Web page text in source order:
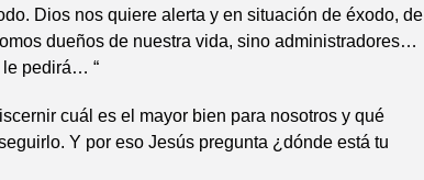
Dios nos quiere alerta y en situación de éxodo, de
dueños de nuestra vida, sino administradores…
le pedirá… “
cuál es el mayor bien para nosotros y qué
Y por eso Jesús pregunta ¿dónde está tu